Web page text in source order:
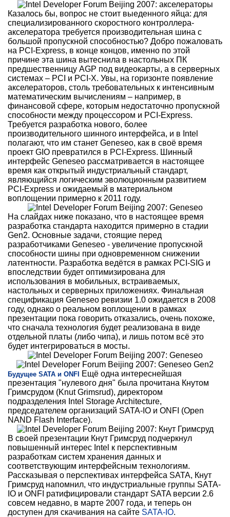
Казалось бы, вопрос не стоит выеденного яйца: для
специализированного скоростного контроллера-
акселератора требуется производительная шина с
большой пропускной способностью? Добро пожаловать
на PCI-Express, в конце концов, именно по этой
причине эта шина вытеснила в настольных ПК
предшественницу AGP под видеокарты, а в серверных
системах – PCI и PCI-X. Увы, на горизонте появление
акселераторов, столь требовательных к интенсивным
математическим вычислениям – например, в
финансовой сфере, которым недостаточно пропускной
способности между процессором и PCI-Express.
Требуется разработка нового, более
производительного шинного интерфейса, и в Intel
полагают, что им станет Geneseo, как в своё время
проект GIO превратился в PCI-Express. Шинный
интерфейс Geneseo рассматривается в настоящее
время как открытый индустриальный стандарт,
являющийся логическим эволюционным развитием
PCI-Express и ожидаемый в материальном
воплощении примерно к 2011 году.
На слайдах ниже показано, что в настоящее время
разработка стандарта находится примерно в стадии
Gen2. Основные задачи, стоящие перед
разработчиками Geneseo - увеличение пропускной
способности шины при одновременном снижении
латентности. Разработка ведётся в рамках PCI-SIG и
впоследствии будет оптимизирована для
использования в мобильных, встраиваемых,
настольных и серверных приложениях. Финальная
спецификация Geneseo ревизии 1.0 ожидается в 2008
году, однако о реальном воплощении в рамках
презентации пока говорить отказались, очень похоже,
что сначала технология будет реализована в виде
отдельной платы (либо чипа), и лишь потом всё это
будет интегрироваться в мосты.
Будущее SATA и ONFI
Ещё одна интереснейшая
презентация "нулевого дня" была прочитана Кнутом
Гримсрудом (Knut Grimsrud), директором
подразделения Intel Storage Architecture,
председателем организаций SATA-IO и ONFI (Open
NAND Flash Interface).
В своей презентации Кнут Гримсруд подчеркнул
повышенный интерес Intel к перспективным
разработкам систем хранения данных и
соответствующим интерфейсным технологиям.
Рассказывая о перспективах интерфейса SATA, Кнут
Гримсруд напомнил, что индустриальные группы SATA-
IO и ONFI ратифицировали стандарт SATA версии 2.6
совсем недавно, в марте 2007 года, и теперь он
доступен для скачивания на сайте SATA-IO.